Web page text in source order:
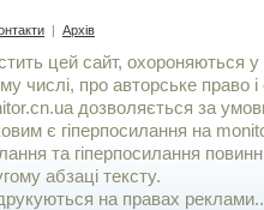
| Архів
цей сайт, охороняються у
числі, про авторське право і
дозволяється за
є гiперпосилання на
та гіперпосилання
абзаці тексту.
на правах реклами..